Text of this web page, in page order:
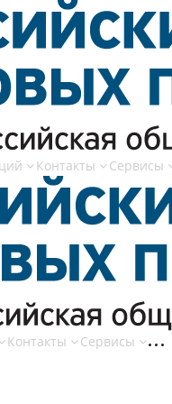
Контакты Сервисы
Контакты Сервисы